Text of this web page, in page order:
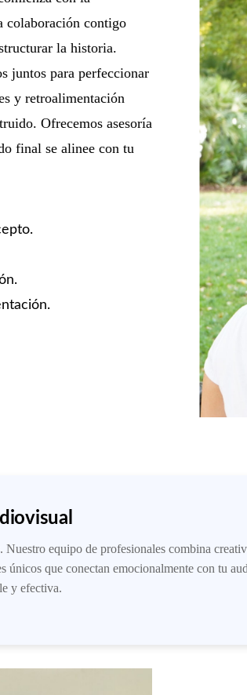
colaboración contigo
la historia.
juntos para perfeccionar
y retroalimentación
Ofrecemos asesoría
final se alinee con tu
Nuestro equipo de profesionales combina
únicos que conectan emocionalmente con tu
y efectiva.